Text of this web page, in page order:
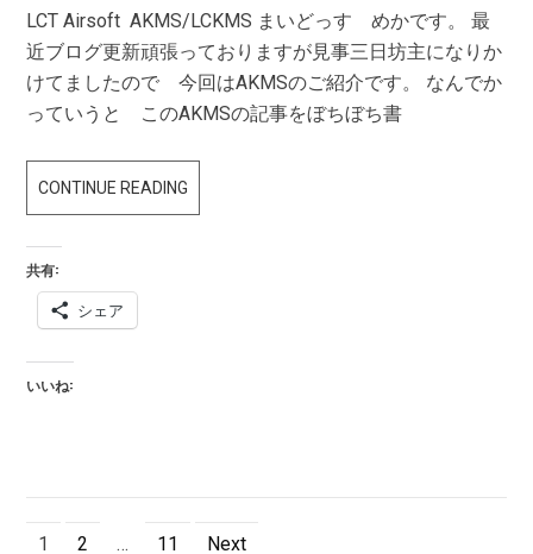
LCT Airsoft AKMS/LCKMS まいどっす めかです。 最
近ブログ更新頑張っておりますが見事三日坊主になりか
けてましたので 今回はAKMSのご紹介です。 なんでか
っていうと このAKMSの記事をぼちぼち書
CONTINUE READING
共有:
シェア
いいね:
Page
1 Page
2 … Page
11 Next